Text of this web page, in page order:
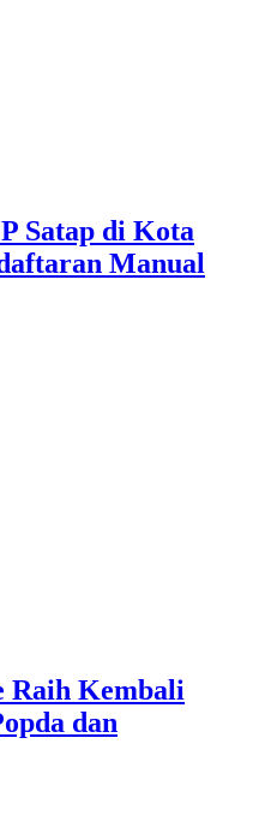
Satap di Kota
Manual
Raih Kembali
dan